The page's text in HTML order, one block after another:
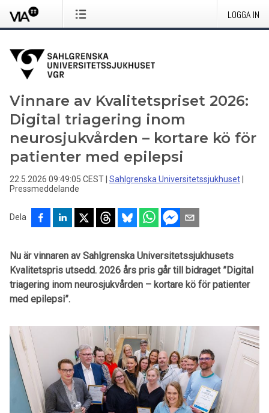
LOGGA IN
Vinnare av Kvalitetspriset 2026:
Digital triagering inom
neurosjukvården – kortare kö för
patienter med epilepsi
22.5.2026 09:49:05 CEST Sahlgrenska Universitetssjukhuset
Pressmeddelande
Dela
Nu är vinnaren av Sahlgrenska Universitetssjukhusets
Kvalitetspris utsedd. 2026 års pris går till bidraget ”Digital
triagering inom neurosjukvården – kortare kö för patienter
med epilepsi”.